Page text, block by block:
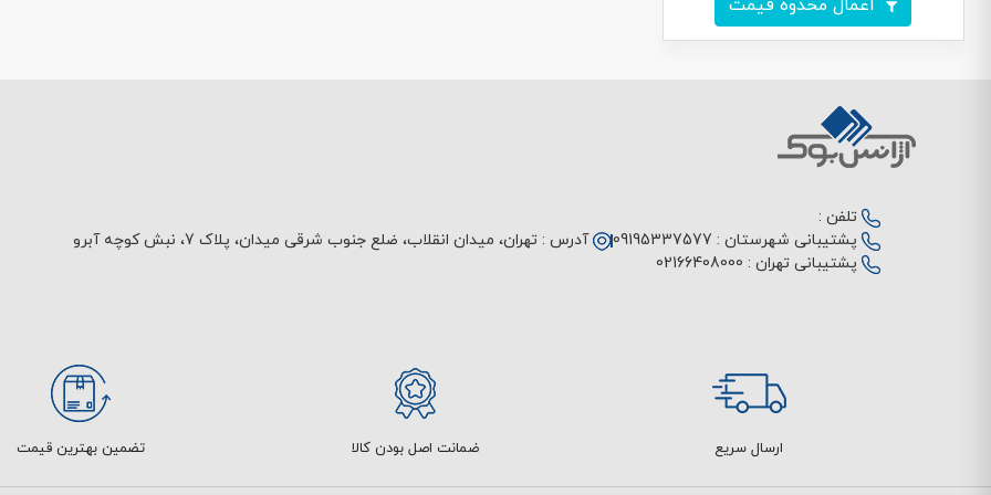
اعمال محدوه قیمت
تلفن :
پشتیبانی شهرستان : 09195337577
پشتیبانی تهران : 02166408000
آدرس : تهران، میدان انقلاب، ضلع جنوب شرقی میدان، پلاک 7، نبش کوچه آبرو
ارسال سریع ضمانت اصل بودن کالا تضمین بهترین قیمت